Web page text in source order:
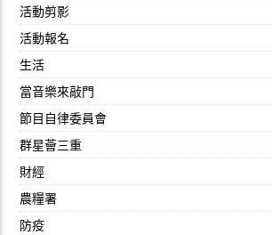
活動剪影
活動報名
生活
當音樂來敲門
節目自律委員會
群星薈三重
財經
農糧署
防疫